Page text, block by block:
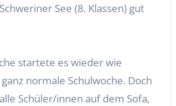
See (8. Klassen) gut
startete es wieder wie
normale Schulwoche. Doch
Schüler/innen auf dem Sofa,